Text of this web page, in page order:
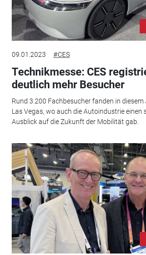
09.01.2023 #CES
Technikmesse: CES
deutlich mehr Besucher
Rund 3.200 Fachbesucher fanden in
Las Vegas, wo auch die Autoindustrie einen
Ausblick auf die Zukunft der Mobilität gab.